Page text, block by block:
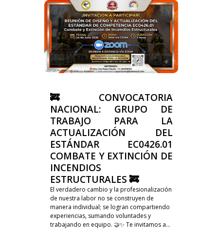
🚒 CONVOCATORIA
NACIONAL: GRUPO DE
TRABAJO PARA LA
ACTUALIZACIÓN DEL
ESTÁNDAR EC0426.01
COMBATE Y EXTINCIÓN DE
INCENDIOS
ESTRUCTURALES 🚒
El verdadero cambio y la profesionalización
de nuestra labor no se construyen de
manera individual; se logran compartiendo
experiencias, sumando voluntades y
trabajando en equipo. 🤝✨ Te invitamos a...